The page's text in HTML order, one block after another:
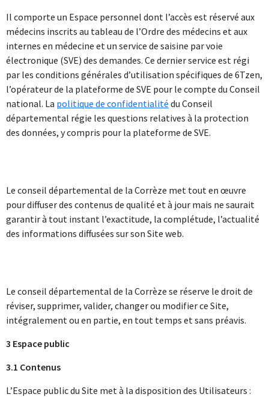
Il comporte un Espace personnel dont l’accès est réservé aux
médecins inscrits au tableau de l’Ordre des médecins et aux
internes en médecine et un service de saisine par voie
électronique (SVE) des demandes. Ce dernier service est régi
par les conditions générales d’utilisation spécifiques de 6Tzen,
l’opérateur de la plateforme de SVE pour le compte du Conseil
national. La politique de confidentialité du Conseil
départemental régie les questions relatives à la protection
des données, y compris pour la plateforme de SVE.
Le conseil départemental de la Corrèze met tout en œuvre
pour diffuser des contenus de qualité et à jour mais ne saurait
garantir à tout instant l’exactitude, la complétude, l’actualité
des informations diffusées sur son Site web.
Le conseil départemental de la Corrèze se réserve le droit de
réviser, supprimer, valider, changer ou modifier ce Site,
intégralement ou en partie, en tout temps et sans préavis.
3 Espace public
3.1 Contenus
L’Espace public du Site met à la disposition des Utilisateurs :